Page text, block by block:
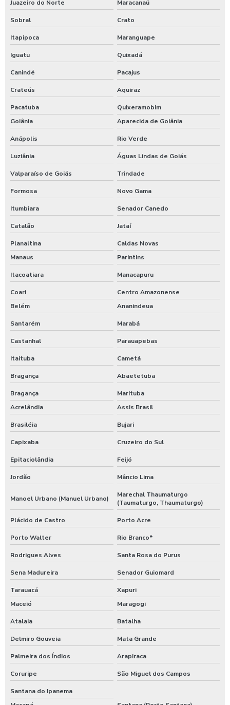
Juazeiro do Norte Maracanaú
Sobral Crato
Itapipoca Maranguape
Iguatu Quixadá
Canindé Pacajus
Crateús Aquiraz
Pacatuba
Quixeramobim
Goiânia
Aparecida de Goiânia
Anápolis Rio Verde
Luziânia Águas Lindas de Goiás
Valparaíso de Goiás Trindade
Formosa Novo Gama
Itumbiara Senador Canedo
Catalão Jataí
Planaltina
Caldas Novas
Manaus
Parintins
Itacoatiara Manacapuru
Coari
Centro Amazonense
Belém
Ananindeua
Santarém Marabá
Castanhal Parauapebas
Itaituba Cametá
Bragança Abaetetuba
Bragança
Marituba
Acrelândia
Assis Brasil
Brasiléia Bujari
Capixaba Cruzeiro do Sul
Epitaciolândia Feijó
Jordão Mâncio Lima
Manoel Urbano (Manuel Urbano)
Marechal Thaumaturgo
(Taumaturgo, Thaumaturgo)
Plácido de Castro Porto Acre
Porto Walter Rio Branco*
Rodrigues Alves Santa Rosa do Purus
Sena Madureira Senador Guiomard
Tarauacá
Xapuri
Maceió
Maragogi
Atalaia Batalha
Delmiro Gouveia Mata Grande
Palmeira dos Índios Arapiraca
Coruripe São Miguel dos Campos
Santana do Ipanema